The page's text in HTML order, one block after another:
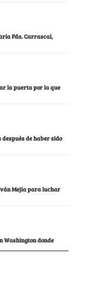
Fda. Carrascal,
la puerta por la que
de haber sido
Mejía para luchar
Washington donde